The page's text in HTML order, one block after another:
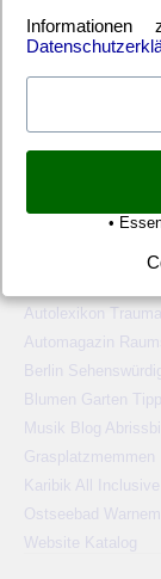
Hertha BSC kam
Hertha-
Pauschalreisen
Alien Ufos
Autolexikon
Automagazin
Berlin
Blumen Garten
Musik Blog
Grasplatzmemmen
Karibik All Inclusive
Ostseebad
Website Katalog
•